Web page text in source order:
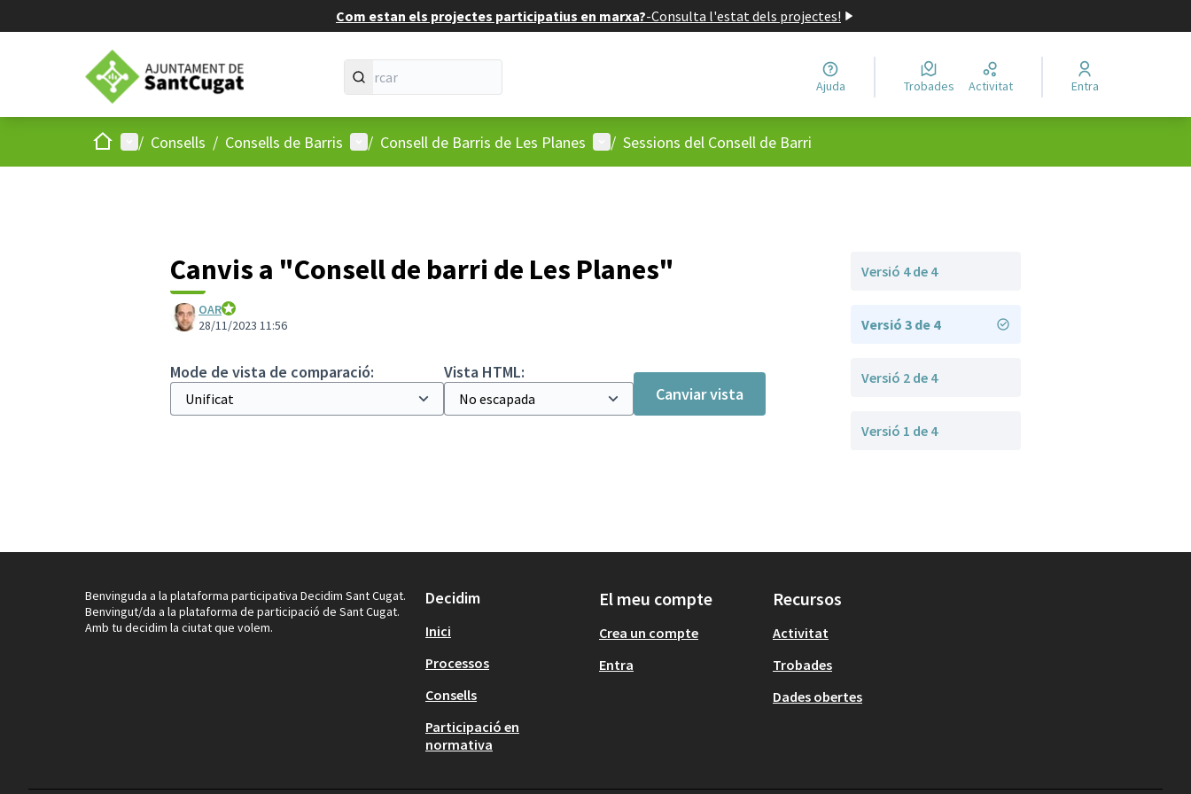
Com estan els projectes participatius en marxa?-Consulta l'estat dels projectes!
Ajuda Trobades Activitat Entra
Inici Menú principal
/ Consells / Consells de Barris Menú d'usuari
/ Consell de Barris de Les Planes Menú d'usuari
/ Sessions del Consell de Barri
Canvis a "Consell de barri de Les Planes"
OAR
Ajuntament de Sant Cugat
28/11/2023 11:56
Mode de vista de comparació:
Vista HTML:
Canviar vista
Versió 4 de 4
Versió 3 de 4
Versió 2 de 4
Versió 1 de 4
Benvinguda a la plataforma participativa Decidim Sant Cugat.
Benvingut/da a la plataforma de participació de Sant Cugat.
Amb tu decidim la ciutat que volem.
Decidim
Inici
Processos
Consells
Participació en
normativa
El meu compte
Crea un compte
Entra
Recursos
Activitat
Trobades
Dades obertes